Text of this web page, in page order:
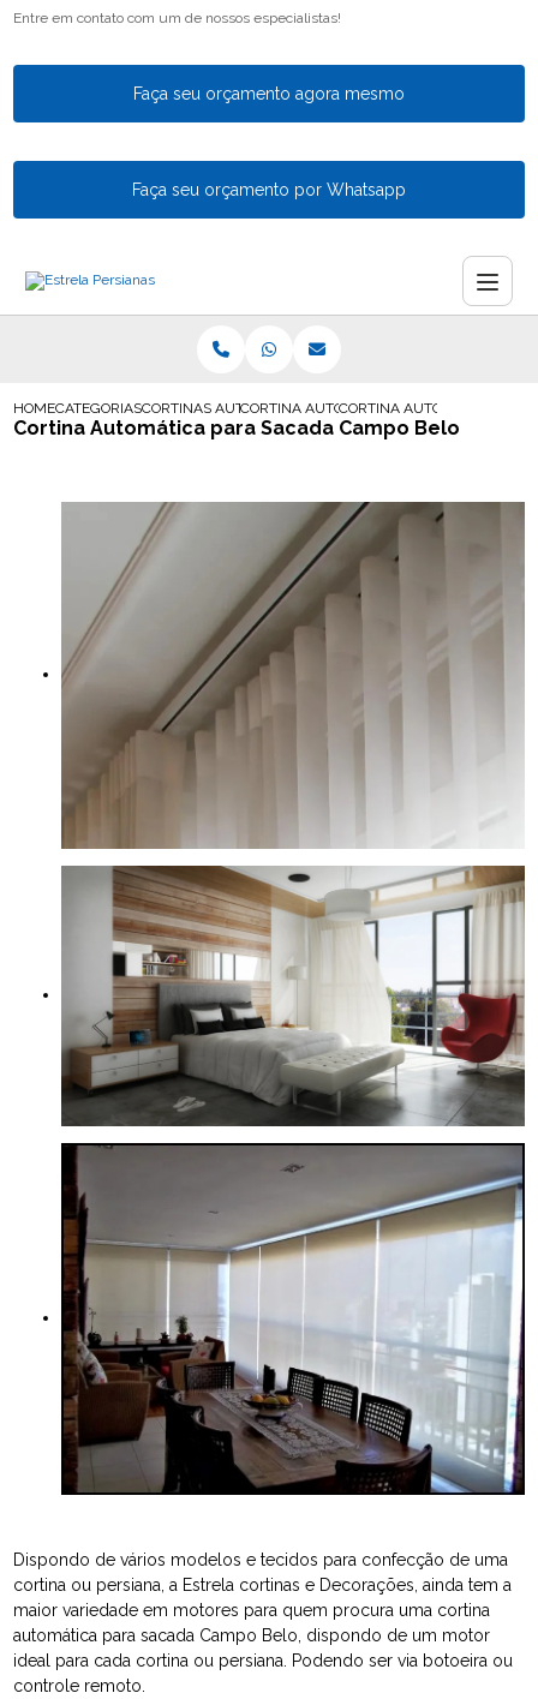
Entre em contato com um de nossos especialistas!
Faça seu orçamento agora mesmo
Faça seu orçamento por Whatsapp
HOMECATEGORIASCORTINAS AUTOMATICASCORTINA AUTOMATICA SOB MEDIDA
CORTINA AUTOMATICA
Cortina Automática para Sacada Campo Belo
Dispondo de vários modelos e tecidos para confecção de uma
cortina ou persiana, a Estrela cortinas e Decorações, ainda tem a
maior variedade em motores para quem procura uma cortina
automática para sacada Campo Belo, dispondo de um motor
ideal para cada cortina ou persiana. Podendo ser via botoeira ou
controle remoto.